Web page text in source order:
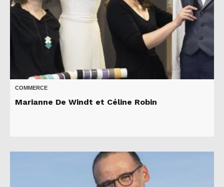
COMMERCE
Marianne De Windt et Céline Robin